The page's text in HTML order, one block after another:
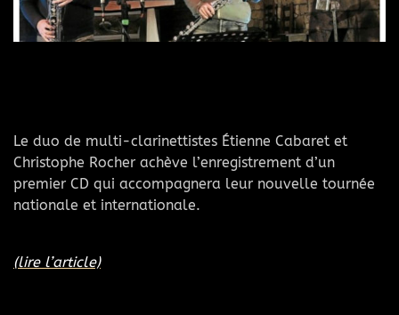
Le duo de multi-clarinettistes Étienne Cabaret et
Christophe Rocher achève l’enregistrement d’un
premier CD qui accompagnera leur nouvelle tournée
nationale et internationale.
(lire l’article)